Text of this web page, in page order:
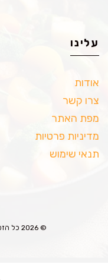
עלינו
אודות
צרו קשר
מפת האתר
מדיניות פרטיות
תנאי שימוש
© 2026 כל הזכויות שמורות לטעמים מבית אמא